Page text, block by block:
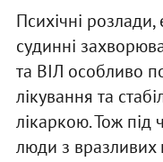
Психічні
судинні
та ВІЛ особливо
лікування та
лікаркою. Тож під
люди з вразливих